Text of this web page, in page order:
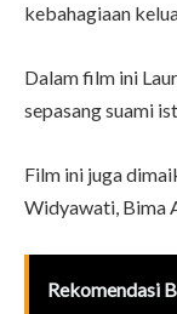
kebahagiaan
Dalam film ini
sepasang suami
Film ini juga
Widyawati, Bima
Rekomendasi